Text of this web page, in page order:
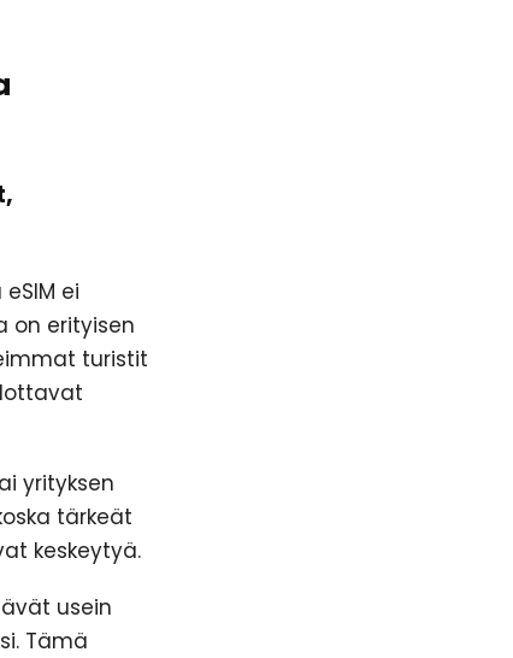
ei
erityisen
turistit
yrityksen
tärkeät
keskeytyä.
usein
Tämä